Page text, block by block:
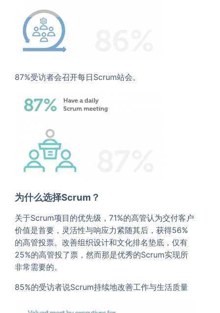
87%受访者会召开每日Scrum站会。
为什么选择Scrum？
关于Scrum项目的优先级，71%的高管认为交付客户
价值是首要，灵活性与响应力紧随其后，获得56%
的高管投票。改善组织设计和文化排名垫底，仅有
25%的高管投了票，然而那是优秀的Scrum实现所
非常需要的。
85%的受访者说Scrum持续地改善工作与生活质量